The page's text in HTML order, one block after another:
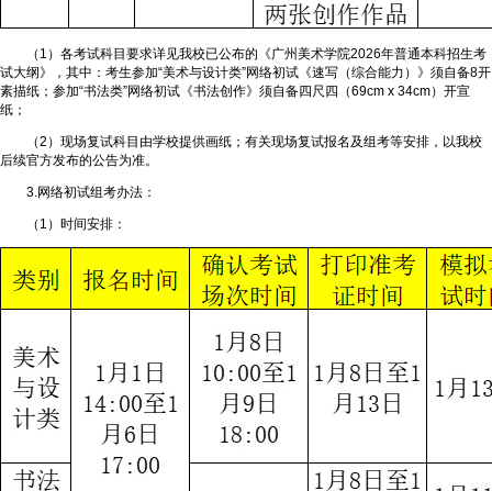
（1）各考试科目要求详见我校已公布的《广州美术学院2026年普通本科招生考
试大纲》，其中：考生参加“美术与设计类”网络初试《速写（综合能力）》须自备8开
素描纸；参加“书法类”网络初试《书法创作》须自备四尺四（69cm x 34cm）开宣
纸；
（2）现场复试科目由学校提供画纸；有关现场复试报名及组考等安排，以我校
后续官方发布的公告为准。
3.网络初试组考办法：
（1）时间安排：